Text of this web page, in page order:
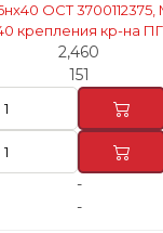
ОСТ
крепления кр-на
2,460
151
-
-